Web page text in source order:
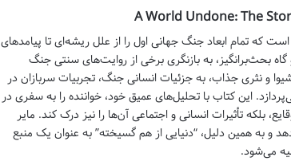
که تمام ابعاد جنگ جهانی اول را از علل ریشه‌ای تا پیامدهای
بحث‌برانگیز، به بازنگری برخی از روایت‌های سنتی جنگ
و نثری جذاب، به جزئیات انسانی جنگ، تجربیات سربازان در
این کتاب با تحلیل‌های عمیق خود، خواننده را به سفری در
بلکه تأثیرات انسانی و اجتماعی آن‌ها را نیز درک کند. مایر
و به همین دلیل، “دنیایی از هم گسیخته” به عنوان یک منبع
می‌شود.